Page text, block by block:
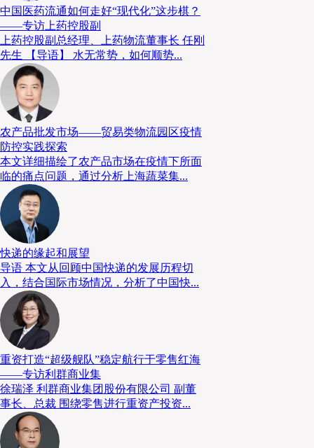
议题一食材供应链
疫情之下，生鲜电商意外地迎来了爆发，盒马，叮
在这背后，也是中国生鲜供应链的一次升级和重构。
根，并衍生出了新生命。
平台企业正在攻城略地，“新批发”时代已然来临。
统餐饮食材供应链管理变革迫在眉睫，带给中央厨房很
如何平衡和发展？高效的供应链与物流体系是所有商业
此，也是帮助企业征服创新商业模式所带来新蓝海之不二
中国医药流通如何走好“现代化”这步棋？
——专访上药控股副
上药控股副总经理、上药物流董事长 任刚
先生 【导语】 水无常势，如何顺势...
农产品批发市场——贸易类物流园区疫情
防控实践探索
本文详细描绘了农产品市场在疫情下所面
临的痛点问题，通过分析上海蔬菜集...
快递的缘起和展望
导语 本文从回顾中国快递的发展历程切
入，结合国际市场情况，分析了中国快...
重资打造“超级舰队”稳定航行于零售红海
——专访利群商业集
徐瑞泽 利群商业集团股份有限公司 副董
事长、总裁 围绕零售进行重资产投资...